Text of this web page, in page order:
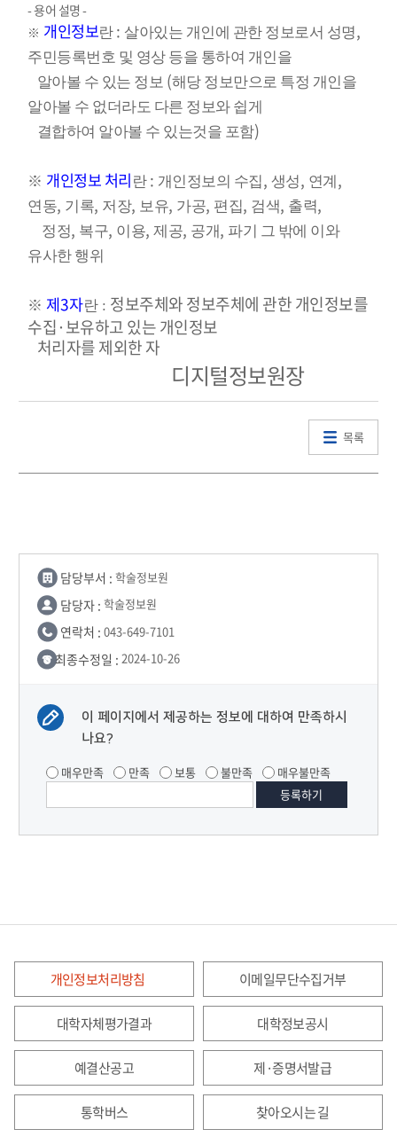
- 용어 설명 -
※ 개인정보란 : 살아있는 개인에 관한 정보로서 성명,
주민등록번호 및 영상 등을 통하여 개인을
알아볼 수 있는 정보 (해당 정보만으로 특정 개인을
알아볼 수 없더라도 다른 정보와 쉽게
결합하여 알아볼 수 있는것을 포함)
※ 개인정보 처리 란 : 개인정보의 수집, 생성, 연계 ,
연동, 기록, 저장, 보유, 가공, 편집, 검색, 출력,
정정, 복구, 이용,제공, 공개, 파기 그 밖에 이와
유사한 행위
※ 제3자란 : 정보주체와 정보주체에 관한 개인정보를
수집·보유하고 있는 개인정보
처리자를제외한 자
디지털정보원장
목록
담당부서 : 학술정보원
담당자 : 학술정보원
연락처 : 043-649-7101
최종수정일 : 2024-10-26
이 페이지에서 제공하는 정보에 대하여 만족하시
나요?
매우만족 만족 보통 불만족 매우불만족
개인정보처리방침 이메일무단수집거부
대학자체평가결과 대학정보공시
예결산공고 제·증명서발급
통학버스 찾아오시는 길